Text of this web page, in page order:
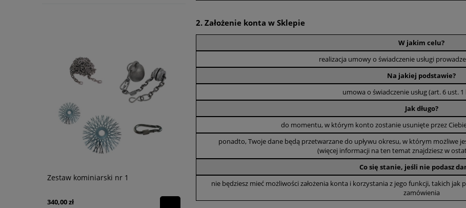
Zestaw kominiarski nr 1
340,00 zł
Torba na radio Holster Tee-Uu
Channel
130,00 zł
Drabina nasadkowa MAKROS DN 4084
1 814,25 zł
2. Założenie konta w Sklepie
W jakim celu?
realizacja umowy o świadczenie usługi
Na jakiej podstawie?
umowa o świadczenie usług (art. 6 ust. 1
Jak długo?
do momentu, w którym konto zostanie usunięte przez
ponadto, Twoje dane będą przetwarzane do upływu okresu, w którym możliwe
(więcej informacji na ten temat znajdziesz w
Co się stanie, jeśli nie podasz
nie będziesz mieć możliwości założenia konta i korzystania z jego funkcji, takich
zamówienia